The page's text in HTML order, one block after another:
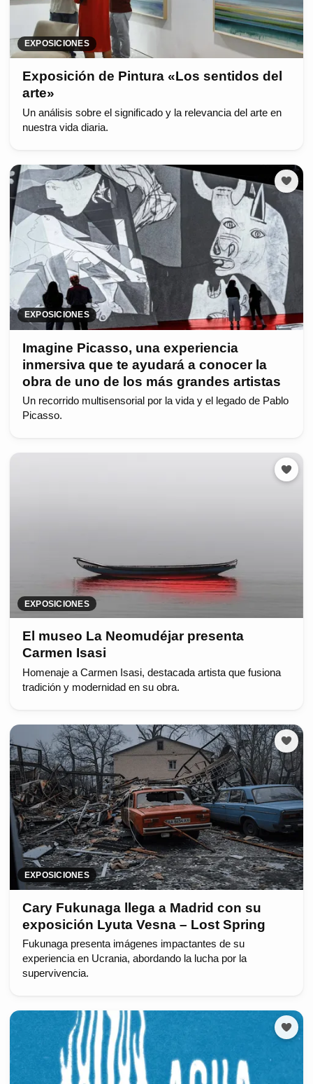
EXPOSICIONES
Exposición de Pintura «Los sentidos del
arte»
Un análisis sobre el significado y la relevancia del arte en
nuestra vida diaria.
EXPOSICIONES
Imagine Picasso, una experiencia
inmersiva que te ayudará a conocer la
obra de uno de los más grandes artistas
Un recorrido multisensorial por la vida y el legado de Pablo
Picasso.
EXPOSICIONES
El museo La Neomudéjar presenta
Carmen Isasi
Homenaje a Carmen Isasi, destacada artista que fusiona
tradición y modernidad en su obra.
EXPOSICIONES
Cary Fukunaga llega a Madrid con su
exposición Lyuta Vesna – Lost Spring
Fukunaga presenta imágenes impactantes de su
experiencia en Ucrania, abordando la lucha por la
supervivencia.